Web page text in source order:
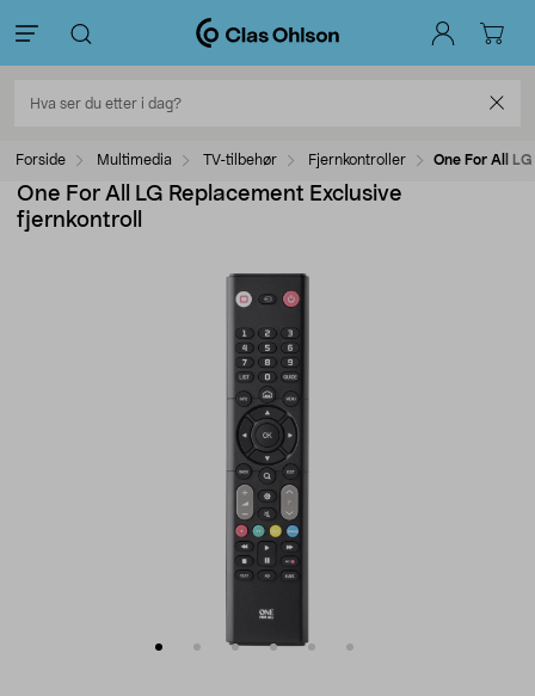
Forside Multimedia TV-tilbehør Fjernkontroller One For All
One For All LG Replacement Exclusive
fjernkontroll